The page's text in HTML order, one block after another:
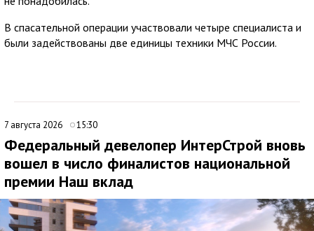
В спасательной операции участвовали четыре специалиста и
были задействованы две единицы техники МЧС России.
7 августа 2026 15:30
Федеральный девелопер ИнтерСтрой вновь
вошел в число финалистов национальной
премии Наш вклад